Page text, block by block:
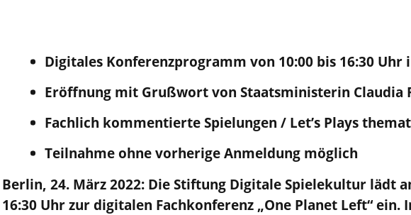
Digitales Konferenzprogramm von 10:00 bis 16:30 Uhr
Eröffnung mit Grußwort von Staatsministerin Claudia
Fachlich kommentierte Spielungen / Let’s Plays
Teilnahme ohne vorherige Anmeldung möglich
Berlin, 24. März 2022: Die Stiftung Digitale Spielekultur lädt
16:30 Uhr zur digitalen Fachkonferenz „One Planet Left“